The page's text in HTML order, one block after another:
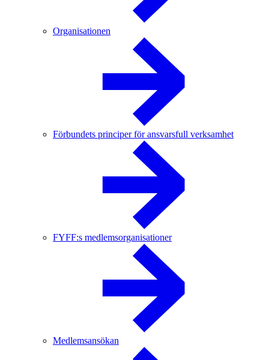
Organisationen
Förbundets principer för ansvarsfull verksamhet
FYFF:s medlemsorganisationer
Medlemsansökan